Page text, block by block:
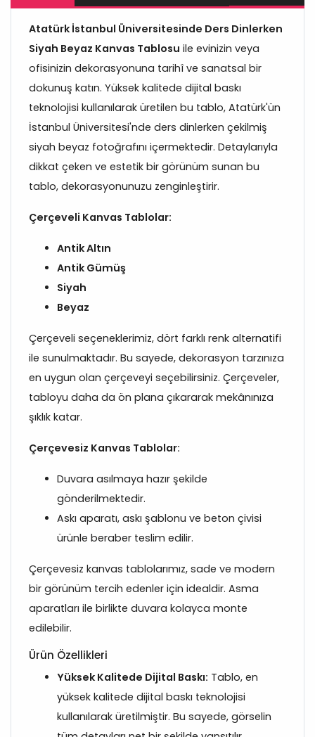
Atatürk İstanbul Üniversitesinde Ders Dinlerken
Siyah Beyaz Kanvas Tablosu ile evinizin veya
ofisinizin dekorasyonuna tarihî ve sanatsal bir
dokunuş katın. Yüksek kalitede dijital baskı
teknolojisi kullanılarak üretilen bu tablo, Atatürk'ün
İstanbul Üniversitesi'nde ders dinlerken çekilmiş
siyah beyaz fotoğrafını içermektedir. Detaylarıyla
dikkat çeken ve estetik bir görünüm sunan bu
tablo, dekorasyonunuzu zenginleştirir.
Çerçeveli Kanvas Tablolar:
Antik Altın
Antik Gümüş
Siyah
Beyaz
Çerçeveli seçeneklerimiz, dört farklı renk alternatifi
ile sunulmaktadır. Bu sayede, dekorasyon tarzınıza
en uygun olan çerçeveyi seçebilirsiniz. Çerçeveler,
tabloyu daha da ön plana çıkararak mekânınıza
şıklık katar.
Çerçevesiz Kanvas Tablolar:
Duvara asılmaya hazır şekilde
gönderilmektedir.
Askı aparatı, askı şablonu ve beton çivisi
ürünle beraber teslim edilir.
Çerçevesiz kanvas tablolarımız, sade ve modern
bir görünüm tercih edenler için idealdir. Asma
aparatları ile birlikte duvara kolayca monte
edilebilir.
Ürün Özellikleri
Yüksek Kalitede Dijital Baskı: Tablo, en
yüksek kalitede dijital baskı teknolojisi
kullanılarak üretilmiştir. Bu sayede, görselin